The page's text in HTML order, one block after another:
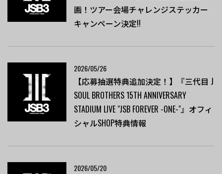
画！ツアー会場チャレンジステッカー
キャンペーン決定!!
2026/05/26
【応募抽選特典追加決定！】『三代目 J
SOUL BROTHERS 15TH ANNIVERSARY
STADIUM LIVE "JSB FOREVER -ONE-"』オフィ
シャルSHOP特典情報
2026/05/20